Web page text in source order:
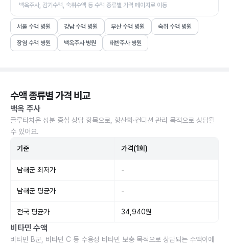
백옥주사, 감기수액, 숙취수액 등 수액 종류별 가격 페이지로 이동
서울 수액 병원 강남 수액 병원 부산 수액 병원 숙취 수액 병원
장염 수액 병원 백옥주사 병원 태반주사 병원
수액 종류별 가격 비교
백옥 주사
글루타치온 성분 중심 상담 항목으로, 항산화·컨디션 관리 목적으로 상담될
수 있어요.
기준 가격(1회)
남해군 최저가 -
남해군 평균가 -
전국 평균가 34,940원
비타민 수액
비타민 B군, 비타민 C 등 수용성 비타민 보충 목적으로 상담되는 수액이에